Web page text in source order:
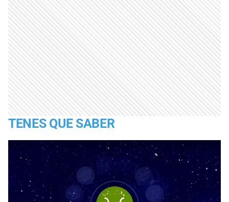
TENES QUE SABER